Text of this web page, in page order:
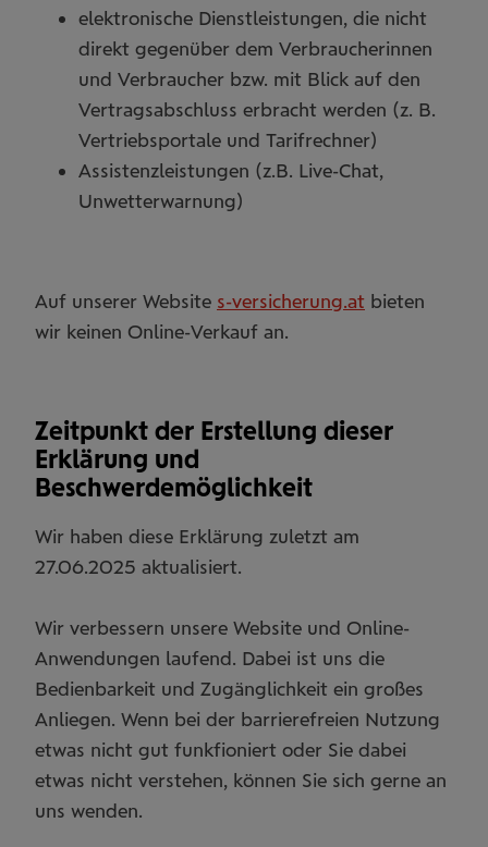
elektronische Dienstleistungen, die nicht
direkt gegenüber dem Verbraucherinnen
und Verbraucher bzw. mit Blick auf den
Vertragsabschluss erbracht werden (z. B.
Vertriebsportale und Tarifrechner)
Assistenzleistungen (z.B. Live-Chat,
Unwetterwarnung)
Auf unserer Website s-versicherung.at bieten
wir keinen Online-Verkauf an.
Zeitpunkt der Erstellung dieser
Erklärung und
Beschwerdemöglichkeit
Wir haben diese Erklärung zuletzt am
27.06.2025 aktualisiert.
Wir verbessern unsere Website und Online-
Anwendungen laufend. Dabei ist uns die
Bedienbarkeit und Zugänglichkeit ein großes
Anliegen. Wenn bei der barrierefreien Nutzung
etwas nicht gut funkfioniert oder Sie dabei
etwas nicht verstehen, können Sie sich gerne an
uns wenden.